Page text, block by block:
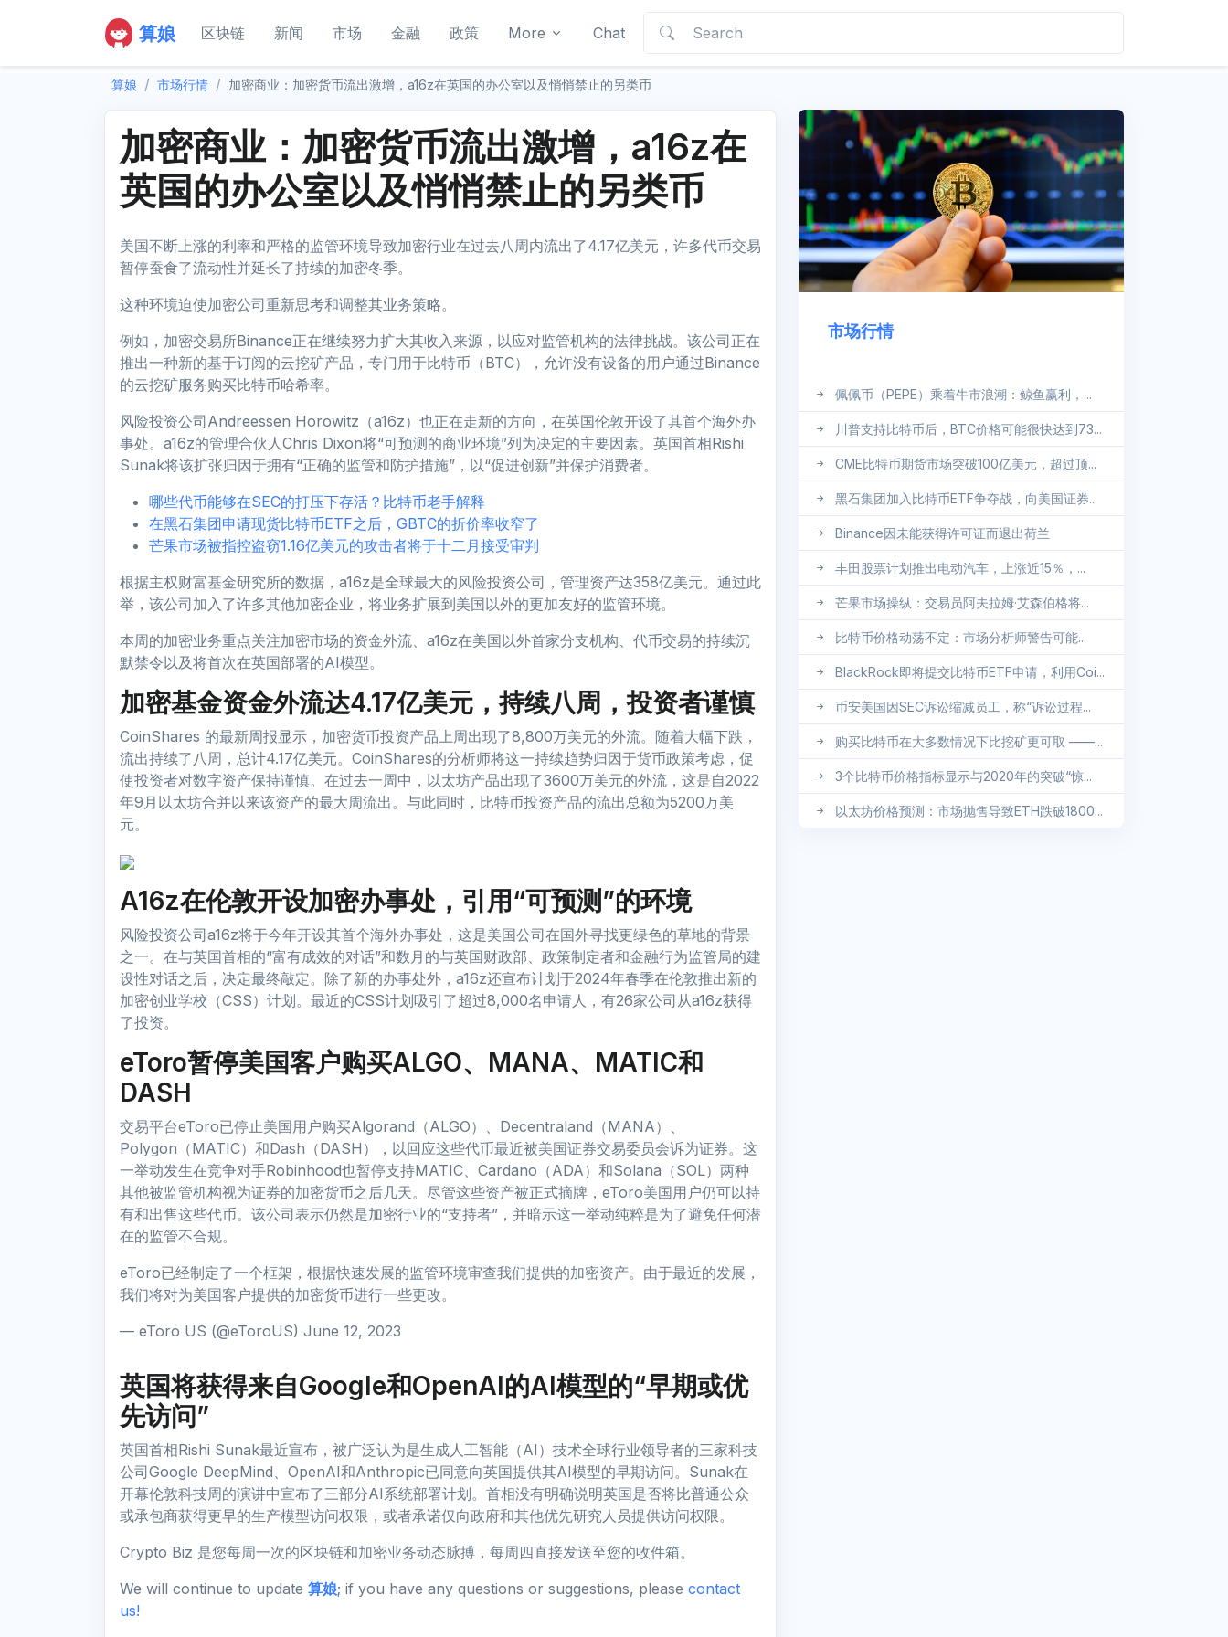
算娘 区块链 新闻 市场 金融 政策 More Chat
算娘 市场行情 加密商业：加密货币流出激增，a16z在英国的办公室以及悄悄禁止的另类币
加密商业：加密货币流出激增，a16z在
英国的办公室以及悄悄禁止的另类币
美国不断上涨的利率和严格的监管环境导致加密行业在过去八周内流出了4.17亿美元，许多代币交易
暂停蚕食了流动性并延长了持续的加密冬季。
这种环境迫使加密公司重新思考和调整其业务策略。
例如，加密交易所Binance正在继续努力扩大其收入来源，以应对监管机构的法律挑战。该公司正在
推出一种新的基于订阅的云挖矿产品，专门用于比特币（BTC），允许没有设备的用户通过Binance
的云挖矿服务购买比特币哈希率。
风险投资公司Andreessen Horowitz（a16z）也正在走新的方向，在英国伦敦开设了其首个海外办
事处。a16z的管理合伙人Chris Dixon将“可预测的商业环境”列为决定的主要因素。英国首相Rishi
Sunak将该扩张归因于拥有“正确的监管和防护措施”，以“促进创新”并保护消费者。
哪些代币能够在SEC的打压下存活？比特币老手解释
在黑石集团申请现货比特币ETF之后，GBTC的折价率收窄了
芒果市场被指控盗窃1.16亿美元的攻击者将于十二月接受审判
根据主权财富基金研究所的数据，a16z是全球最大的风险投资公司，管理资产达358亿美元。通过此
举，该公司加入了许多其他加密企业，将业务扩展到美国以外的更加友好的监管环境。
本周的加密业务重点关注加密市场的资金外流、a16z在美国以外首家分支机构、代币交易的持续沉
默禁令以及将首次在英国部署的AI模型。
​​加密基金资金外流达4.17亿美元，持续八周，投资者谨慎
CoinShares 的最新周报显示，加密货币投资产品上周出现了8,800万美元的外流。随着大幅下跌，
流出持续了八周，总计4.17亿美元。CoinShares的分析师将这一持续趋势归因于货币政策考虑，促
使投资者对数字资产保持谨慎。在过去一周中，以太坊产品出现了3600万美元的外流，这是自2022
年9月以太坊合并以来该资产的最大周流出。与此同时，比特币投资产品的流出总额为5200万美
元。
A16z在伦敦开设加密办事处，引用“可预测”的环境
风险投资公司a16z将于今年开设其首个海外办事处，这是美国公司在国外寻找更绿色的草地的背景
之一。在与英国首相的“富有成效的对话”和数月的与英国财政部、政策制定者和金融行为监管局的建
设性对话之后，决定最终敲定。除了新的办事处外，a16z还宣布计划于2024年春季在伦敦推出新的
加密创业学校（CSS）计划。最近的CSS计划吸引了超过8,000名申请人，有26家公司从a16z获得
了投资。
eToro暂停美国客户购买ALGO、MANA、MATIC和
DASH
交易平台eToro已停止美国用户购买Algorand（ALGO）、Decentraland（MANA）、
Polygon（MATIC）和Dash（DASH），以回应这些代币最近被美国证券交易委员会诉为证券。这
一举动发生在竞争对手Robinhood也暂停支持MATIC、Cardano（ADA）和Solana（SOL）两种
其他被监管机构视为证券的加密货币之后几天。尽管这些资产被正式摘牌，eToro美国用户仍可以持
有和出售这些代币。该公司表示仍然是加密行业的“支持者”，并暗示这一举动纯粹是为了避免任何潜
在的监管不合规。
eToro已经制定了一个框架，根据快速发展的监管环境审查我们提供的加密资产。由于最近的发展，
我们将对为美国客户提供的加密货币进行一些更改。
— eToro US (@eToroUS) June 12, 2023
英国将获得来自Google和OpenAI的AI模型的“早期或优
先访问”
英国首相Rishi Sunak最近宣布，被广泛认为是生成人工智能（AI）技术全球行业领导者的三家科技
公司Google DeepMind、OpenAI和Anthropic已同意向英国提供其AI模型的早期访问。Sunak在
开幕伦敦科技周的演讲中宣布了三部分AI系统部署计划。首相没有明确说明英国是否将比普通公众
或承包商获得更早的生产模型访问权限，或者承诺仅向政府和其他优先研究人员提供访问权限。
Crypto Biz 是您每周一次的区块链和加密业务动态脉搏，每周四直接发送至您的收件箱。
We will continue to update 算娘; if you have any questions or suggestions, please contact
us!
市场行情
佩佩币（PEPE）乘着牛市浪潮：鲸鱼赢利，...
川普支持比特币后，BTC价格可能很快达到73...
CME比特币期货市场突破100亿美元，超过顶...
黑石集团加入比特币ETF争夺战，向美国证券...
Binance因未能获得许可证而退出荷兰
丰田股票计划推出电动汽车，上涨近15％，...
芒果市场操纵：交易员阿夫拉姆·艾森伯格将...
比特币价格动荡不定：市场分析师警告可能...
BlackRock即将提交比特币ETF申请，利用Coi...
币安美国因SEC诉讼缩减员工，称“诉讼过程...
购买比特币在大多数情况下比挖矿更可取 ——...
3个比特币价格指标显示与2020年的突破“惊...
以太坊价格预测：市场抛售导致ETH跌破1800...